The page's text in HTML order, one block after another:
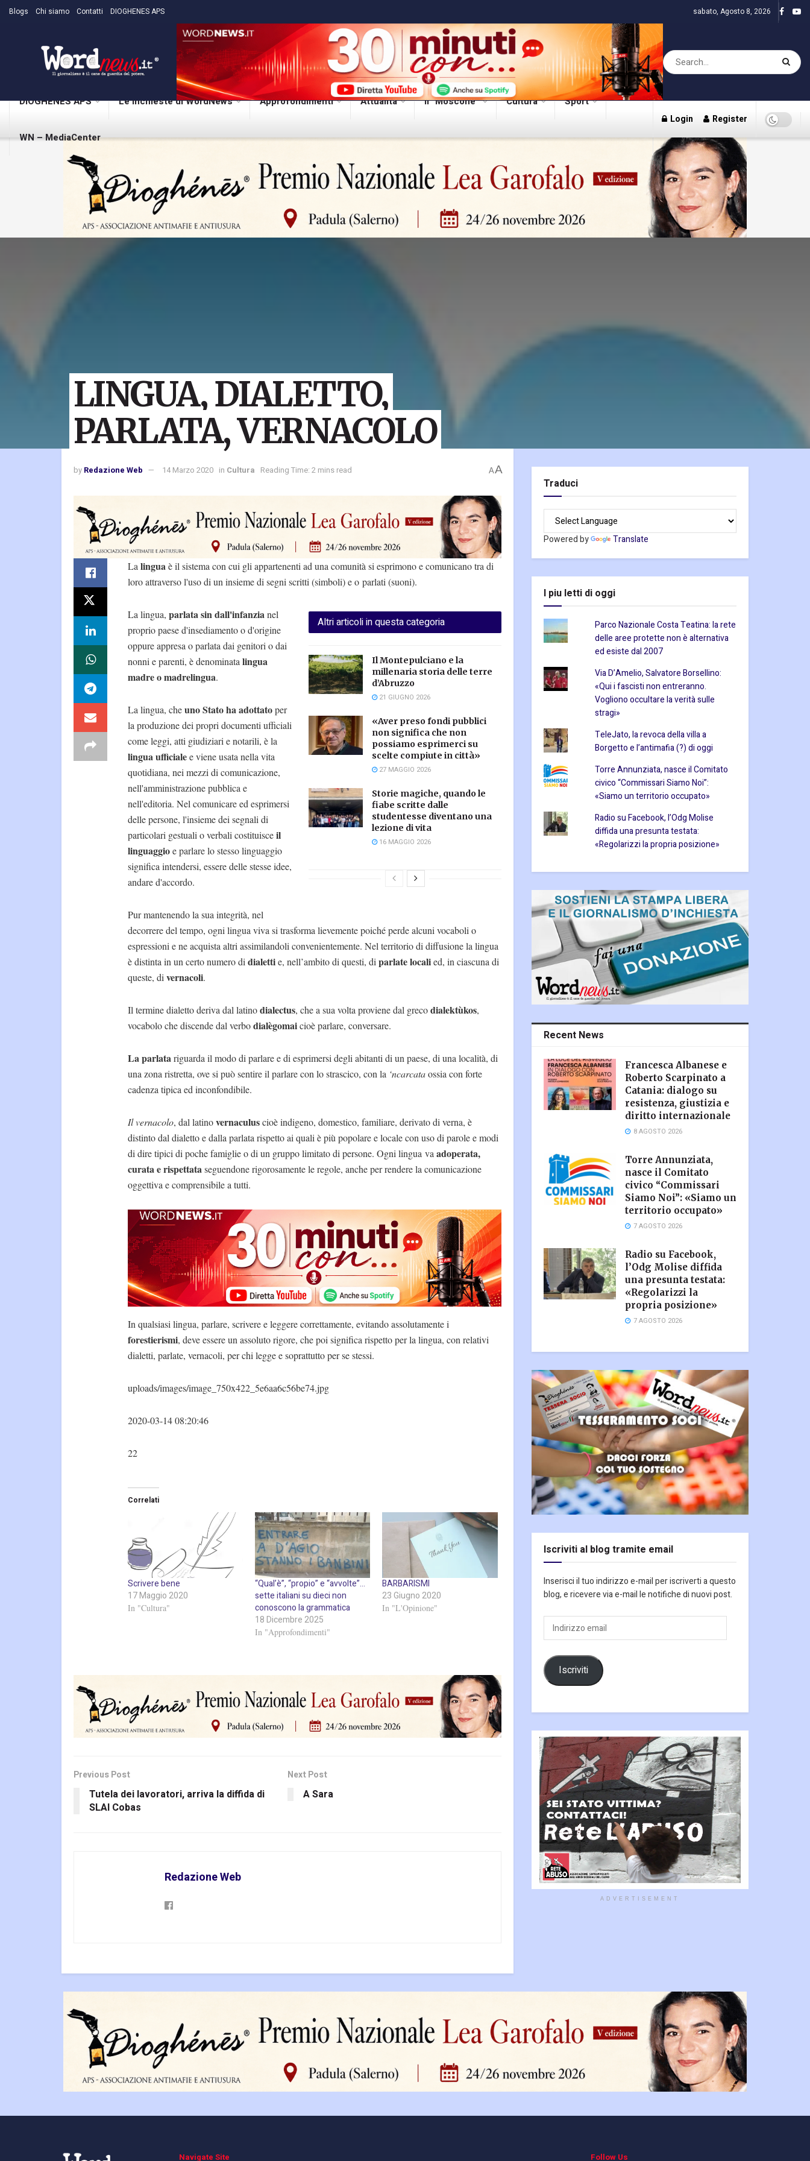
Blogs Chi siamo Contatti DIOGHENES APS sabato, Agosto 8, 2026
DIOGHENES APS Le inchieste di WordNews Approfondimenti Attualità Il “Moscone” Cultura Sport
WN – MediaCenter
Login Register
LINGUA, DIALETTO,
PARLATA, VERNACOLO
by Redazione Web 14 Marzo 2020 in Cultura Reading Time: 2 mins read AA
Lalinguaè il sistema con cui gli appartenenti ad una comunità si esprimono e comunicano tra di
loro attraverso l'uso di un insieme di segni scritti (simboli) e o parlati (suoni).
Altri articoli in questa categoria
Il Montepulciano e la
millenaria storia delle terre
d’Abruzzo
21 GIUGNO 2026
«Aver preso fondi pubblici
non significa che non
possiamo esprimerci su
scelte compiute in città»
27 MAGGIO 2026
Storie magiche, quando le
fiabe scritte dalle
studentesse diventano una
lezione di vita
16 MAGGIO 2026
La lingua, parlata sin dall'infanzianel
proprio paese d'insediamento o d'origine
oppure appresa o parlata dai genitori o dai
nonni e parenti, è denominatalingua
madre o madrelingua.
La lingua, cheuno Stato ha adottatoper
la produzione dei propri documenti ufficiali
come leggi, atti giudiziari e notarili, è la
lingua ufficialee viene usata nella vita
quotidiana, nei mezzi di comunicazione,
nell'amministrazione pubblica e
nell'editoria. Nel comunicare ed esprimersi
delle persone, l'insieme dei segnali di
particolari gestuali o verbali costituisceil
linguaggioe parlare lo stesso linguaggio
significa intendersi, essere delle stesse idee,
andare d'accordo.
Pur mantenendo la sua integrità, nel
decorrere del tempo, ogni lingua viva si trasforma lievemente poiché perde alcuni vocaboli o
espressioni e ne acquista altri assimilandoli convenientemente. Nel territorio di diffusione la lingua
è distinta in un certo numero didialettie, nell’ambito di questi, diparlate localied, in ciascuna di
queste, divernacoli.
Il termine dialetto deriva dal latinodialectus, che a sua volta proviene dal grecodialektùkos,
vocabolo che discende dal verbodialègomaicioè parlare, conversare.
La parlatariguarda il modo di parlare e di esprimersi degli abitanti di un paese, di una località, di
una zona ristretta, ove si può sentire il parlare con lo strascico, con la ‘ncarcataossia con forte
cadenza tipica ed inconfondibile.
Il vernacolo, dal latinovernaculuscioè indigeno, domestico, familiare, derivato di verna, è
distinto dal dialetto e dalla parlata rispetto ai quali è più popolare e locale con uso di parole e modi
di dire tipici di poche famiglie o di un gruppo limitato di persone. Ogni lingua vaadoperata,
curata e rispettataseguendone rigorosamente le regole, anche per rendere la comunicazione
oggettiva e comprensibile a tutti.
In qualsiasi lingua, parlare, scrivere e leggere correttamente, evitando assolutamente i
forestierismi, deve essere un assoluto rigore, che poi significa rispetto per la lingua, con relativi
dialetti, parlate, vernacoli, per chi legge e soprattutto per se stessi.
uploads/images/image_750x422_5e6aa6c56be74.jpg
2020-03-14 08:20:46
22
Correlati
Scrivere bene
17 Maggio 2020
In "Cultura"
“Qual’è”, “propio” e “avvolte”…
sette italiani su dieci non
conoscono la grammatica
18 Dicembre 2025
In "Approfondimenti"
BARBARISMI
23 Giugno 2020
In "L'Opinione"
Previous Post
Tutela dei lavoratori, arriva la diffida di
SLAI Cobas
Next Post
A Sara
Redazione Web
Traduci
Powered by Translate
I piu letti di oggi
Parco Nazionale Costa Teatina: la rete
delle aree protette non è alternativa
ed esiste dal 2007
Via D’Amelio, Salvatore Borsellino:
«Qui i fascisti non entreranno.
Vogliono occultare la verità sulle
stragi»
TeleJato, la revoca della villa a
Borgetto e l’antimafia (?) di oggi
Torre Annunziata, nasce il Comitato
civico “Commissari Siamo Noi”:
«Siamo un territorio occupato»
Radio su Facebook, l’Odg Molise
diffida una presunta testata:
«Regolarizzi la propria posizione»
Recent News
Francesca Albanese e
Roberto Scarpinato a
Catania: dialogo su
resistenza, giustizia e
diritto internazionale
8 AGOSTO 2026
Torre Annunziata,
nasce il Comitato
civico “Commissari
Siamo Noi”: «Siamo un
territorio occupato»
7 AGOSTO 2026
Radio su Facebook,
l’Odg Molise diffida
una presunta testata:
«Regolarizzi la
propria posizione»
7 AGOSTO 2026
Iscriviti al blog tramite email
Inserisci il tuo indirizzo e-mail per iscriverti a questo
blog, e ricevere via e-mail le notifiche di nuovi post.
Indirizzo
email
Iscriviti
ADVERTISEMENT
Navigate Site Follow Us